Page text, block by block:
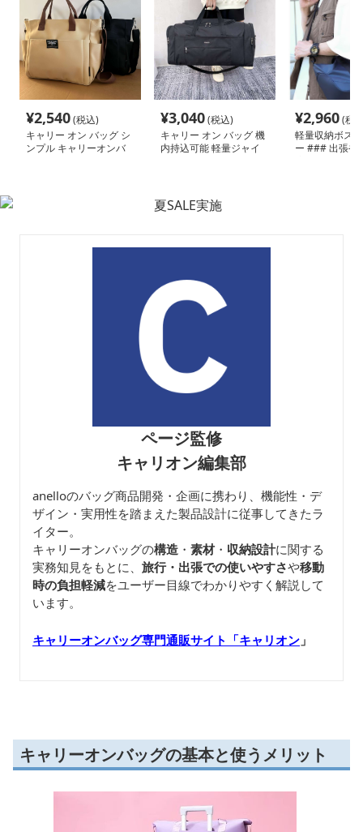
¥2,540(税込)
キャリー オン バッグ シ
ンプル キャリーオンバ
¥3,040(税込)
キャリー オン バッグ 機
内持込可能 軽量ジャイ
¥2,960(税
軽量収納ボス
ー ### 出張や
ページ監修
キャリオン編集部
anelloのバッグ商品開発・企画に携わり、機能性・デ
ザイン・実用性を踏まえた製品設計に従事してきたラ
イター。
キャリーオンバッグの構造 ・ 素材・ 収納設計に関する
実務知見をもとに、 旅行・出張での使いやすさや移動
時の負担軽減をユーザー目線でわかりやすく解説して
います。
キャリーオンバッグ専門通販サイト「キャリオン 」
キャリーオンバッグの基本と使うメリット